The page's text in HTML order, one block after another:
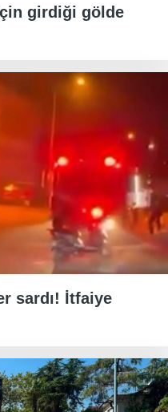
girdiği gölde
sardı! İtfaiye